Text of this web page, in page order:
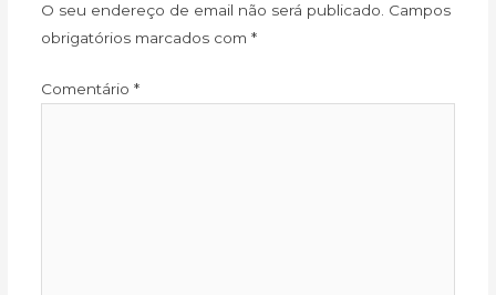
O seu endereço de email não será publicado. Campos
obrigatórios marcados com *
Comentário *